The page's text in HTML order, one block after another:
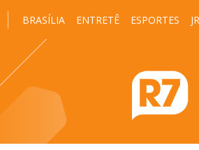
BRASÍLIA ENTRETÊ ESPORTES